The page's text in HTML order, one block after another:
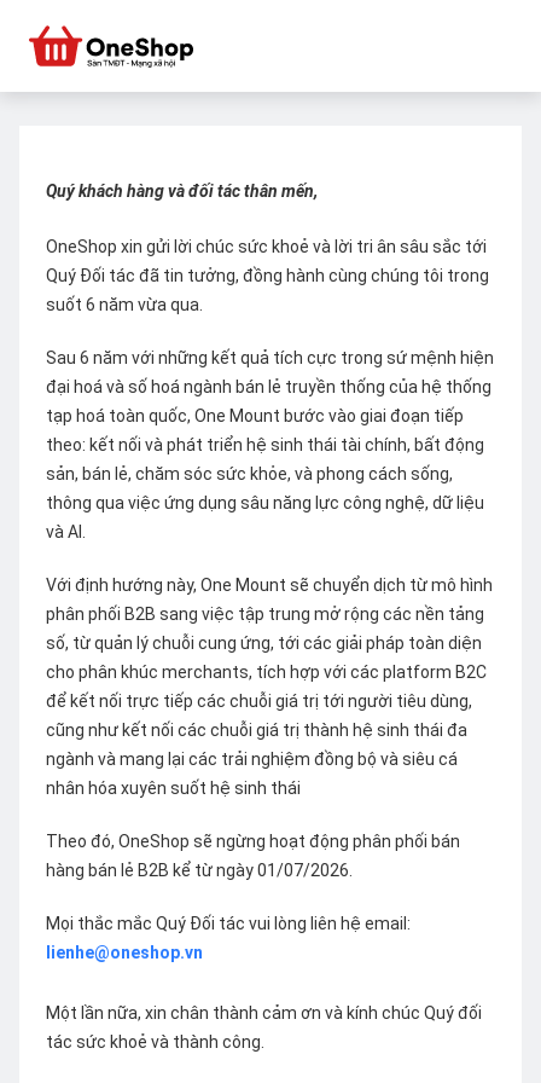
Quý khách hàng và đối tác thân mến,
OneShop xin gửi lời chúc sức khoẻ và lời tri ân sâu sắc tới
Quý Đối tác đã tin tưởng, đồng hành cùng chúng tôi trong
suốt 6 năm vừa qua.
Sau 6 năm với những kết quả tích cực trong sứ mệnh hiện
đại hoá và số hoá ngành bán lẻ truyền thống của hệ thống
tạp hoá toàn quốc, One Mount bước vào giai đoạn tiếp
theo: kết nối và phát triển hệ sinh thái tài chính, bất động
sản, bán lẻ, chăm sóc sức khỏe, và phong cách sống,
thông qua việc ứng dụng sâu năng lực công nghệ, dữ liệu
và AI.
Với định hướng này, One Mount sẽ chuyển dịch từ mô hình
phân phối B2B sang việc tập trung mở rộng các nền tảng
số, từ quản lý chuỗi cung ứng, tới các giải pháp toàn diện
cho phân khúc merchants, tích hợp với các platform B2C
để kết nối trực tiếp các chuỗi giá trị tới người tiêu dùng,
cũng như kết nối các chuỗi giá trị thành hệ sinh thái đa
ngành và mang lại các trải nghiệm đồng bộ và siêu cá
nhân hóa xuyên suốt hệ sinh thái
Theo đó, OneShop sẽ ngừng hoạt động phân phối bán
hàng bán lẻ B2B kể từ ngày 01/07/2026.
Mọi thắc mắc Quý Đối tác vui lòng liên hệ email:
lienhe@oneshop.vn
Một lần nữa, xin chân thành cảm ơn và kính chúc Quý đối
tác sức khoẻ và thành công.